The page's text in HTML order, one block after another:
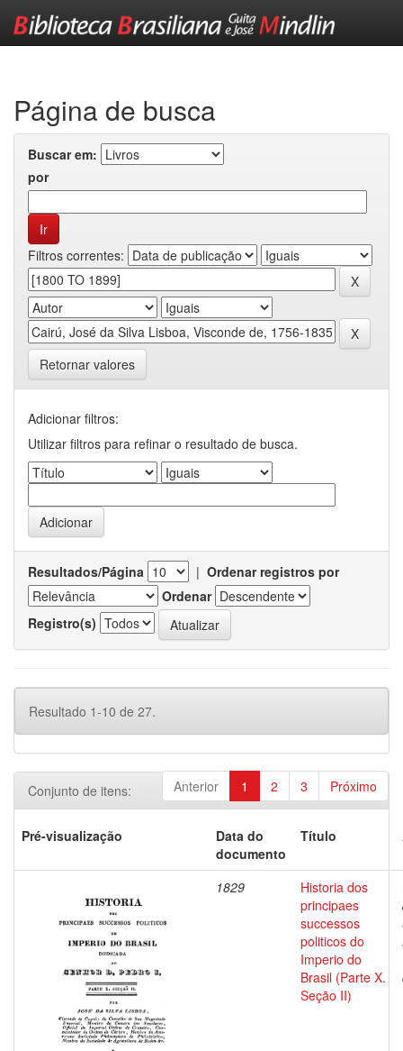
Página de busca
Buscar em:
por
Filtros correntes:
Retornar valores
Adicionar filtros:
Utilizar filtros para refinar o resultado de busca.
Resultados/Página | Ordenar registros por
Ordenar
Registro(s)
Resultado 1-10 de 27.
Anterior 1 2 3 Próximo
Conjunto de itens:
Pré-visualização
Data do
documento
Título
1829
Historia dos
principaes
successos
politicos do
Imperio do
Brasil (Parte X.
Seção II)